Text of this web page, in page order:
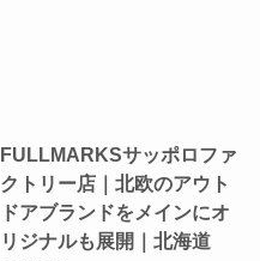
FULLMARKSサッポロファ
クトリー店｜北欧のアウト
ドアブランドをメインにオ
リジナルも展開｜北海道